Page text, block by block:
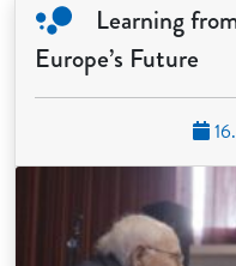
Learning
Europe’s Future